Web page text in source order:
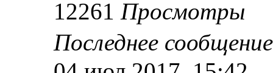
12261 Просмотры
Последнее